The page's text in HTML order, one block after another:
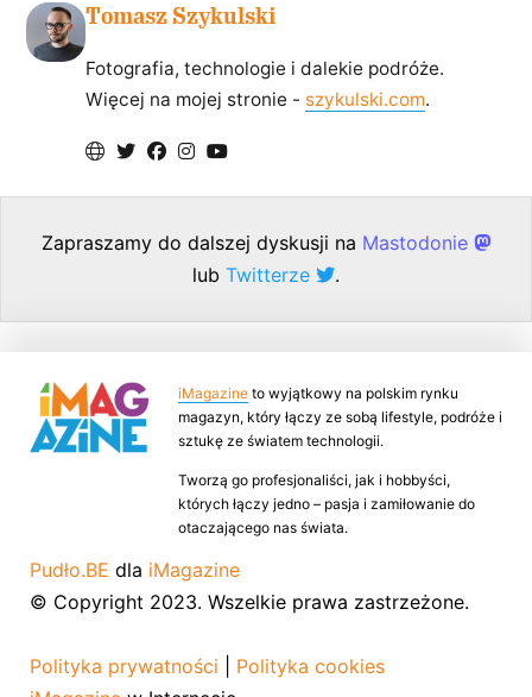
Tomasz Szykulski
Fotografia, technologie i dalekie podróże.
Więcej na mojej stronie - szykulski.com.
Zapraszamy do dalszej dyskusji na Mastodonie
lub Twitterze .
iMagazine to wyjątkowy na polskim rynku
magazyn, który łączy ze sobą lifestyle, podróże i
sztukę ze światem technologii.
Tworzą go profesjonaliści, jak i hobbyści,
których łączy jedno – pasja i zamiłowanie do
otaczającego nas świata.
Pudło.BE dla iMagazine
© Copyright 2023. Wszelkie prawa zastrzeżone.
Polityka prywatności
Polityka cookies